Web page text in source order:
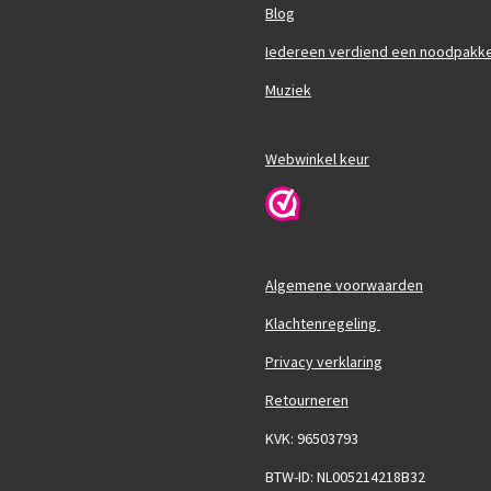
Blog
Iedereen verdiend een
Muziek
Webwinkel keur
Algemene voorwaarden
Klachtenregeling
Privacy verklaring
Retourneren
KVK: 96503793
BTW-ID: NL005214218B32